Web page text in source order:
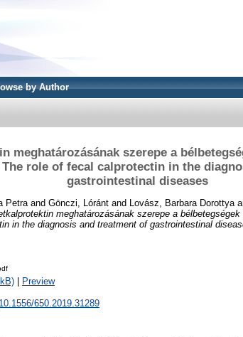
by Author
meghatározásának szerepe a
The role of fecal calprotectin in the
gastrointestinal diseases
Petra and Gönczi, Lóránt and Lovász, Barbara Dorottya
meghatározásának szerepe a
in the diagnosis and treatment of gastrointestinal
Preview
650.2019.31289